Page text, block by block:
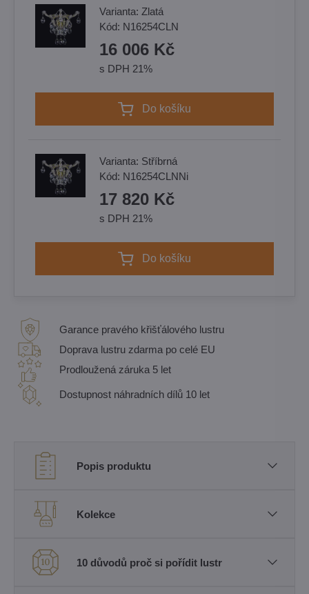
Varianta: Zlatá
Kód: N16254CLN
16 006 Kč
s DPH 21%
Do košíku
Varianta: Stříbrná
Kód: N16254CLNNi
17 820 Kč
s DPH 21%
Do košíku
Garance pravého křišťálového lustru
Doprava lustru zdarma po celé EU
Prodloužená záruka 5 let
Dostupnost náhradních dílů 10 let
Popis produktu
Kolekce
10 důvodů proč si pořídit lustr